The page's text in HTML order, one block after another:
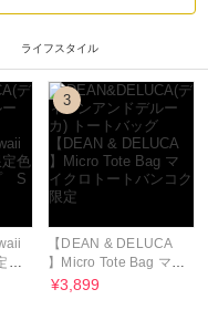
ライフスタイル
3
【DEAN & DELUCA
】Micro Tote Bag マイ
クロトートバンコク限
¥3,899